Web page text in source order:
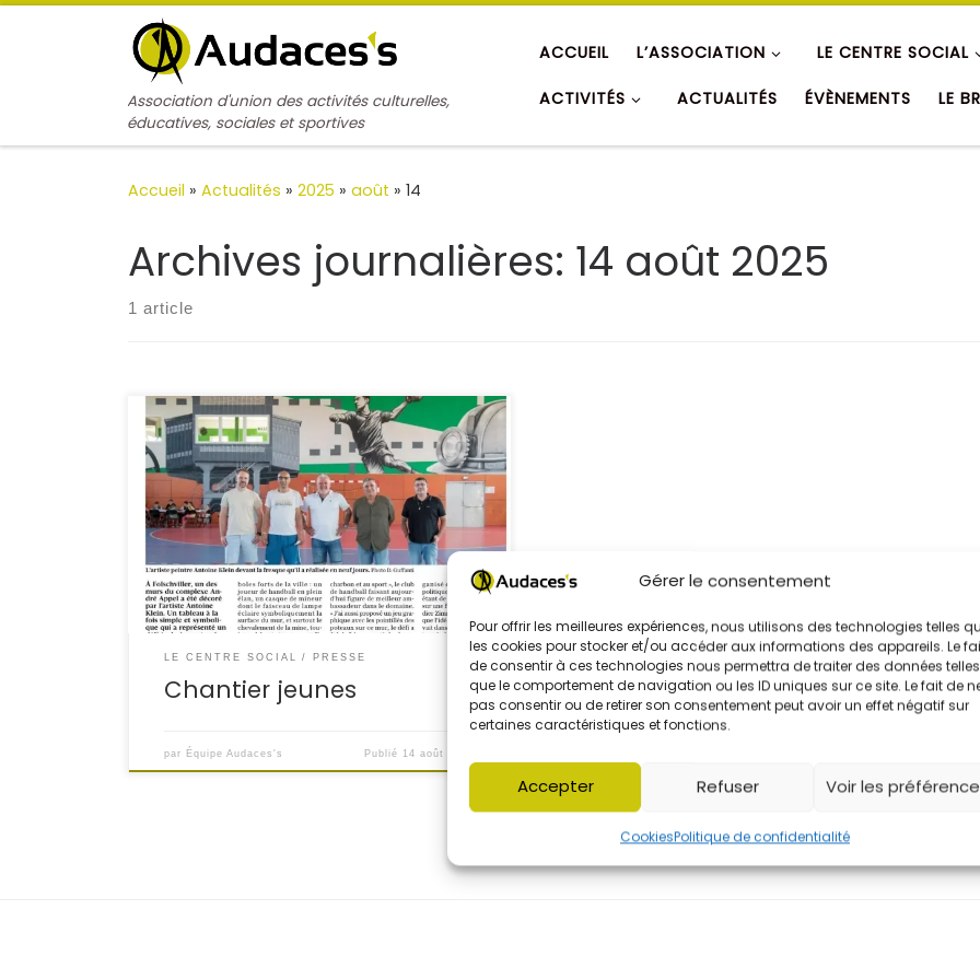
Gérer le consentement
Pour offrir les meilleures expériences, nous utilisons des technologies telles
les cookies pour stocker et/ou accéder aux informations des appareils. Le
de consentir à ces technologies nous permettra de traiter des données telles
que le comportement de navigation ou les ID uniques sur ce site. Le fait de
pas consentir ou de retirer son consentement peut avoir un effet négatif sur
certaines caractéristiques et fonctions.
Accepter Refuser Voir les
CookiesPolitique de confidentialité
Passer au contenu
Association d'union des activités culturelles,
éducatives, sociales et sportives
ACCUEIL L’ASSOCIATION LE CENTRE SOCIAL
ACTIVITÉS ACTUALITÉS ÉVÈNEMENTS LE
Accueil » Actualités » 2025 » août » 14
Archives journalières: 14 août 2025
1 article
Une fresque géante pour honorer le passé
minier et l’amour du handball. Article de
presse :
LE CENTRE SOCIAL PRESSE
Chantier jeunes
par Équipe Audaces's Publié 14 août 2025